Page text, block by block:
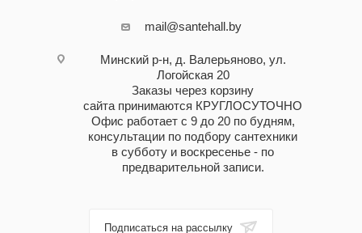
mail@santehall.by
Минский р-н, д. Валерьяново, ул.
Логойская 20
Заказы через корзину
сайта принимаются КРУГЛОСУТОЧНО
Офис работает с 9 до 20 по будням,
консультации по подбору сантехники
в субботу и воскресенье - по
предварительной записи.
Подписаться на рассылку